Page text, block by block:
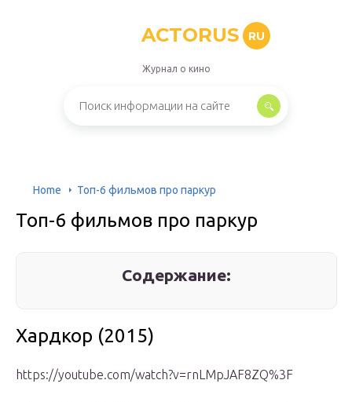
ACTORUS RU
Журнал о кино
Home Топ-6 фильмов про паркур
Топ-6 фильмов про паркур
Содержание:
Хардкор (2015)
https://youtube.com/watch?v=rnLMpJAF8ZQ%3F